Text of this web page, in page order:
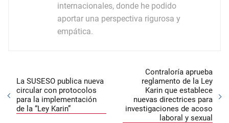
internacionales, donde he podido
aportar una perspectiva rigurosa y
empática.
La SUSESO publica nueva
circular con protocolos
para la implementación
de la “Ley Karin”
Contraloría aprueba
reglamento de la Ley
Karin que establece
nuevas directrices para
investigaciones de acoso
laboral y sexual